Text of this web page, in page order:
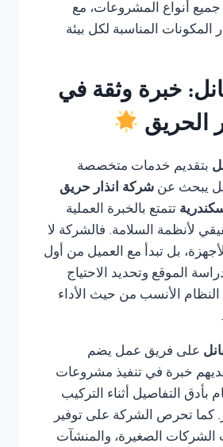
أنواع المشروعات، مع
المناسبة لكل بيئة
خبرة وثقة في
الحريق
بتقديم خدمات متخصصة
يبحث عن شركة انذار حريق
تتمتع بالخبرة العملية
لأنظمة السلامة. فالشركة لا
بل تبدأ مع العميل من أول
الموقع وتحديد الاحتياج
النظام الأنسب من حيث الأداء
على فريق عمل يضم
خبرة في تنفيذ مشروعات
بأدق التفاصيل أثناء التركيب
كما تحرص الشركة على توفير
الصغيرة، والمنشآت